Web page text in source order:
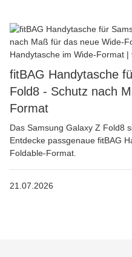
fitBAG Handytasche
Fold8 - Schutz nach
Format
Das Samsung Galaxy Z Fold8
Entdecke passgenaue fitBAG
Foldable-Format.
21.07.2026